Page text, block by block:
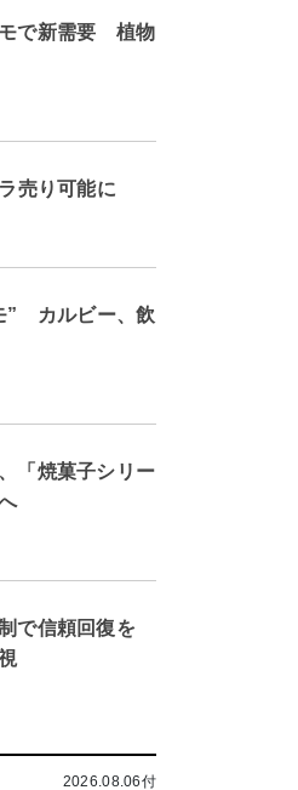
モで新需要 植物
売り可能に
” カルビー、飲
「焼菓子シリー
で信頼回復を
2026.08.06付